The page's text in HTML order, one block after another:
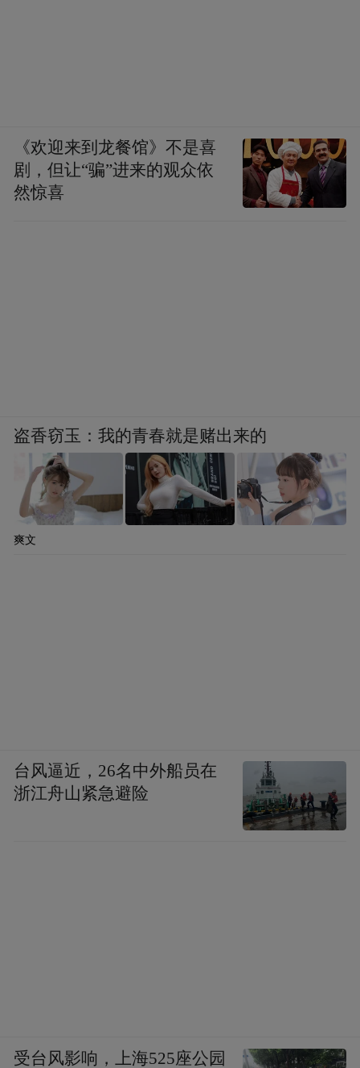
《欢迎来到龙餐馆》不是喜
剧，但让“骗”进来的观众依
然惊喜
盗香窃玉：我的青春就是赌出来的
爽文
台风逼近，26名中外船员在
浙江舟山紧急避险
受台风影响，上海525座公园